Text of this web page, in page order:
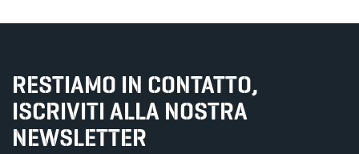
RESTIAMO IN CONTATTO,
ISCRIVITI ALLA NOSTRA
NEWSLETTER